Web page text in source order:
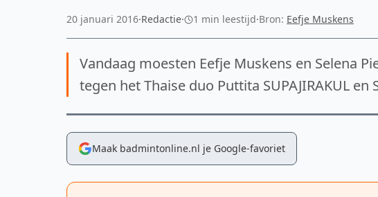
20 januari 2016·Redactie· 1 min leestijd·Bron: Eefje Muskens
Vandaag moesten Eefje Muskens en Selena
tegen het Thaise duo Puttita SUPAJIRAKUL en
Maak badmintonline.nl je Google-favoriet